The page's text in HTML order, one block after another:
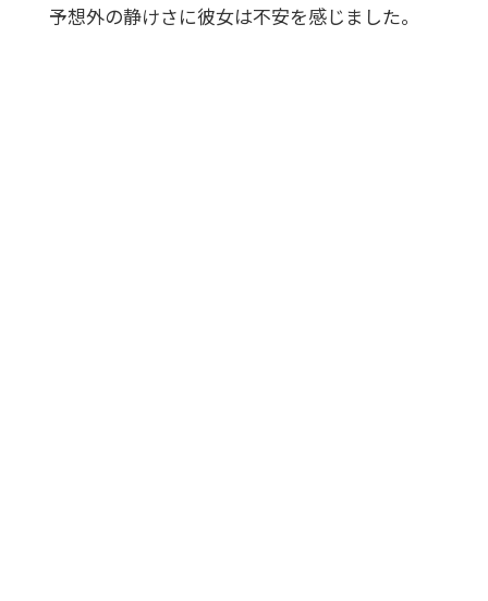
予想外の静けさに彼女は不安を感じました。